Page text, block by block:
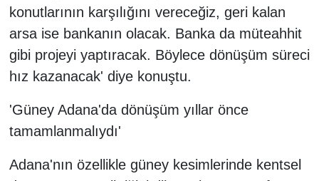
konutlarının karşılığını vereceğiz, geri kalan
arsa ise bankanın olacak. Banka da müteahhit
gibi projeyi yaptıracak. Böylece dönüşüm süreci
hız kazanacak' diye konuştu.
'Güney Adana'da dönüşüm yıllar önce
tamamlanmalıydı'
Adana'nın özellikle güney kesimlerinde kentsel